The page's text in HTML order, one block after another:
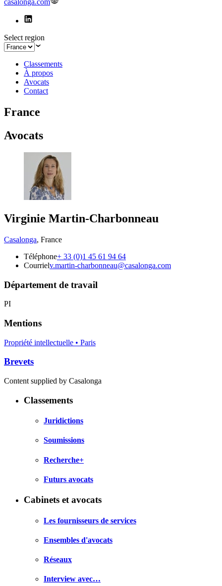
casalonga.com
Select region
Classements
À propos
Avocats
Contact
France
Avocats
Virginie Martin-Charbonneau
Casalonga, France
Téléphone+ 33 (0)1 45 61 94 64
Courrielv.martin-charbonneau@casalonga.com
Département de travail
PI
Mentions
Propriété intellectuelle • Paris
Brevets
Content supplied by Casalonga
Classements
Juridictions
Soumissions
Recherche+
Futurs avocats
Cabinets et avocats
Les fournisseurs de services
Ensembles d'avocats
Réseaux
Interview avec…